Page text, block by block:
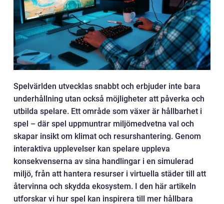
Spelvärlden utvecklas snabbt och erbjuder inte bara
underhållning utan också möjligheter att påverka och
utbilda spelare. Ett område som växer är hållbarhet i
spel – där spel uppmuntrar miljömedvetna val och
skapar insikt om klimat och resurshantering. Genom
interaktiva upplevelser kan spelare uppleva
konsekvenserna av sina handlingar i en simulerad
miljö, från att hantera resurser i virtuella städer till att
återvinna och skydda ekosystem. I den här artikeln
utforskar vi hur spel kan inspirera till mer hållbara